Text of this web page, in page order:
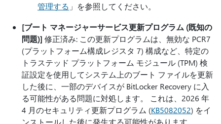
管理する 」を参照してください。
[ブート マネージャーサービス更新プログラム (既知の
問題)] 修正済み: この更新プログラムは、無効な PCR7
(プラットフォーム構成レジスタ 7) 構成など、特定の
トラステッド プラットフォーム モジュール (TPM) 検
証設定を使用してシステム上のブート ファイルを更新
した後に、一部のデバイスが BitLocker Recovery に入
る可能性がある問題に対処します。 これは、2026 年
4 月のセキュリティ更新プログラム (KB5082052) をイ
ンストールした後に発生する可能性があります。